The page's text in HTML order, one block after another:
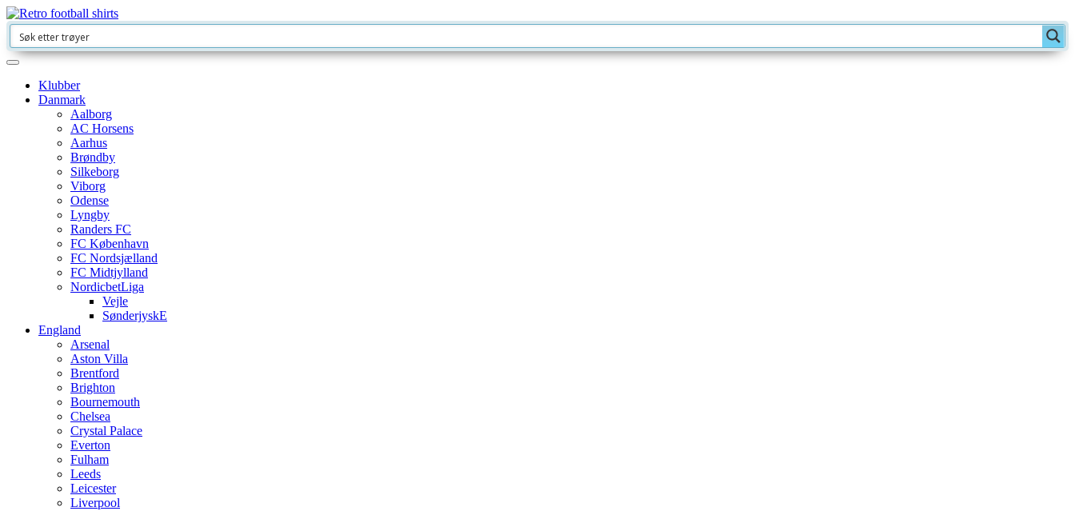
Klubber
Danmark
Aalborg
AC Horsens
Aarhus
Brøndby
Silkeborg
Viborg
Odense
Lyngby
Randers FC
FC København
FC Nordsjælland
FC Midtjylland
NordicbetLiga
Vejle
SønderjyskE
England
Arsenal
Aston Villa
Brentford
Brighton
Bournemouth
Chelsea
Crystal Palace
Everton
Fulham
Leeds
Leicester
Liverpool